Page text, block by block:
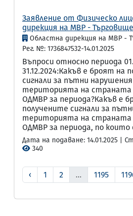
Заявление от Физическо
дирекция на МВР -
Областна дирекция на МВР -
Рег. №: 1736847532-14.01.2025
Въпроси относно периода
31.12.2024:Какъв е броят на
сигнали за пътни
територията на страната
ОДМВР за периода?Какъв е
получените сигнали за
територията на страната
ОДМВР за периода, по които
Дата на подаване: 14.01.2025 |
340
‹ 1 2 ... 1195